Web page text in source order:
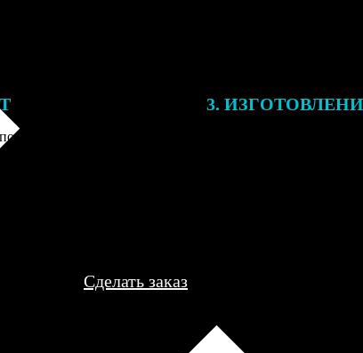
заказа к печати
могут связаться с Вами
телефону или email для
деталей.
3.
Оплатите заказ
оплаты получите
описанием заказа. Когда
Сделать заказ